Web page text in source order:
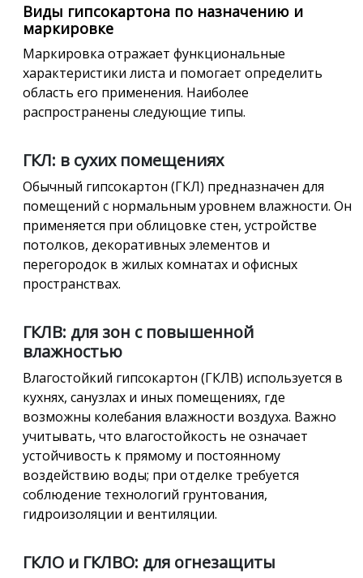
Виды гипсокартона по назначению и
маркировке
Маркировка отражает функциональные
характеристики листа и помогает определить
область его применения. Наиболее
распространены следующие типы.
ГКЛ: в сухих помещениях
Обычный гипсокартон (ГКЛ) предназначен для
помещений с нормальным уровнем влажности. Он
применяется при облицовке стен, устройстве
потолков, декоративных элементов и
перегородок в жилых комнатах и офисных
пространствах.
ГКЛВ: для зон с повышенной
влажностью
Влагостойкий гипсокартон (ГКЛВ) используется в
кухнях, санузлах и иных помещениях, где
возможны колебания влажности воздуха. Важно
учитывать, что влагостойкость не означает
устойчивость к прямому и постоянному
воздействию воды; при отделке требуется
соблюдение технологий грунтования,
гидроизоляции и вентиляции.
ГКЛО и ГКЛВО: для огнезащиты